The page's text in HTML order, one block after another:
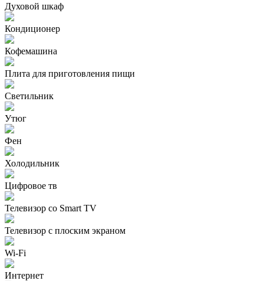
Духовой шкаф
Кондиционер
Кофемашина
Плита для приготовления пищи
Светильник
Утюг
Фен
Холодильник
Цифровое тв
Телевизор со Smart TV
Телевизор с плоским экраном
Wi-Fi
Интернет